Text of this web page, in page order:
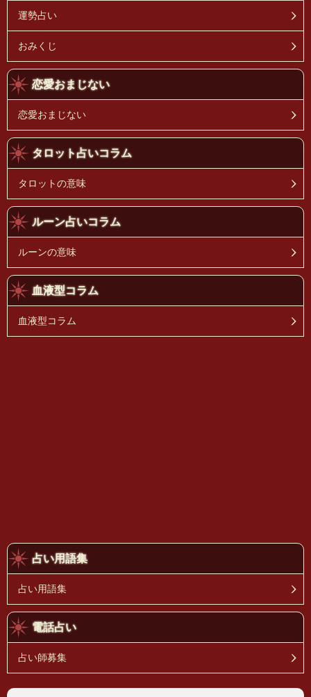
運勢占い
おみくじ
恋愛おまじない
恋愛おまじない
タロット占いコラム
タロットの意味
ルーン占いコラム
ルーンの意味
血液型コラム
血液型コラム
占い用語集
占い用語集
電話占い
占い師募集